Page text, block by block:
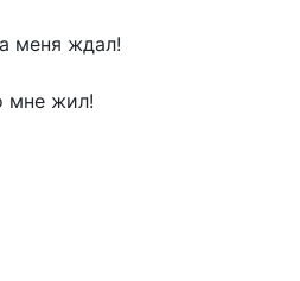
меня ждал!
мне жил!